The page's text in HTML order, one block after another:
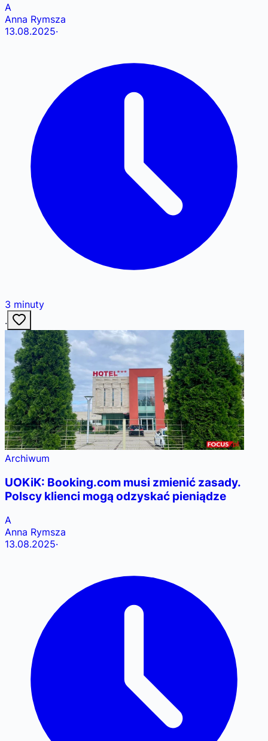
A
Anna Rymsza
13.08.2025·
3 minuty
·
Archiwum
UOKiK: Booking.com musi zmienić zasady.
Polscy klienci mogą odzyskać pieniądze
A
Anna Rymsza
13.08.2025·